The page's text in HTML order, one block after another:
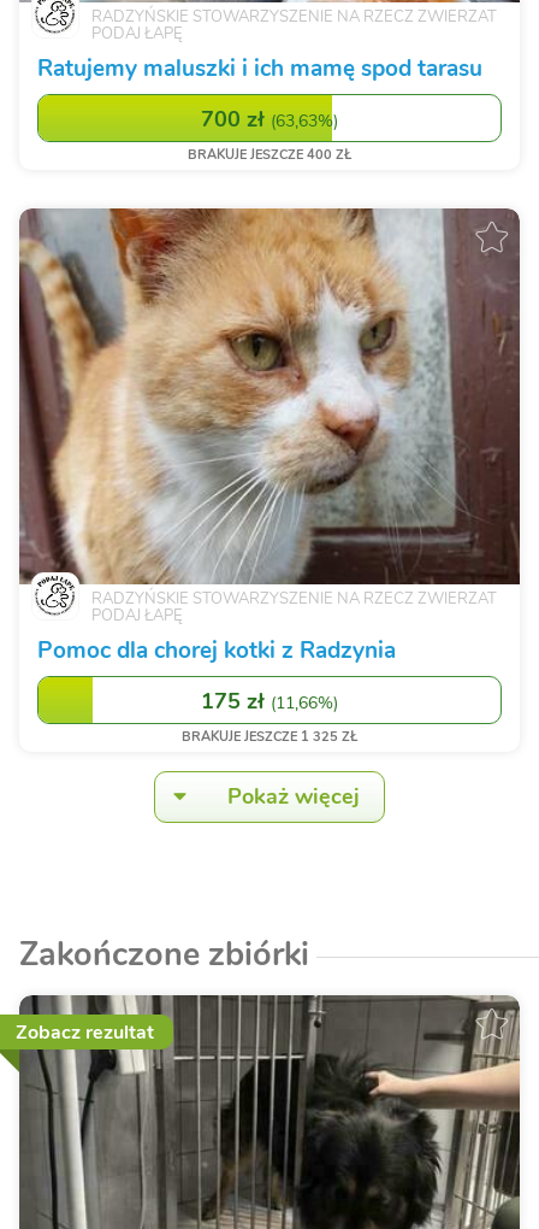
RADZYŃSKIE STOWARZYSZENIE NA RZECZ ZWIERZAT
PODAJ ŁAPĘ
Ratujemy maluszki i ich mamę spod tarasu
700 zł (63,63%)
BRAKUJE JESZCZE 400 ZŁ
RADZYŃSKIE STOWARZYSZENIE NA RZECZ ZWIERZAT
PODAJ ŁAPĘ
Pomoc dla chorej kotki z Radzynia
175 zł (11,66%)
BRAKUJE JESZCZE 1 325 ZŁ
Pokaż więcej
Zakończone zbiórki
Zobacz rezultat